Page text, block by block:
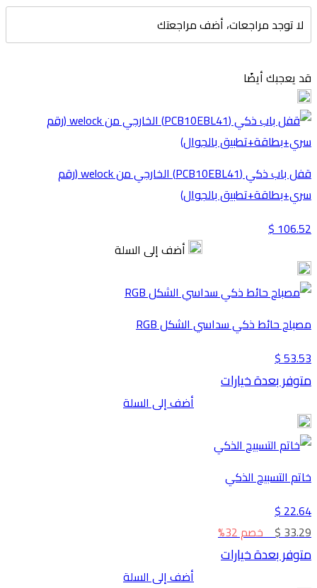
لا توجد مراجعات، أضف مراجعتك
قد يعجبك أيضًا
قفل باب ذكي (PCB10EBL41) الخارجي من welock (رقم
سري+بطاقة+تطبيق بالجوال)
106.52 $
مصباح حائط ذكي سداسي الشكل RGB
53.53 $
متوفر بعدة خيارات
أضف إلى السلة
خاتم التسبيح الذكي
22.64 $
33.29 $ خصم 32%
متوفر بعدة خيارات
أضف إلى السلة